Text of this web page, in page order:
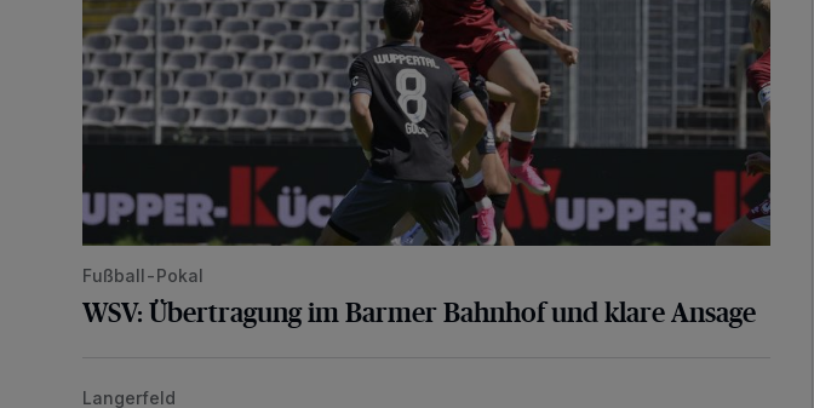
Fußball-Pokal
WSV: Übertragung im Barmer Bahnhof und klare Ansage
Schwerer Unfall mit 2,48 Promille
Langerfeld